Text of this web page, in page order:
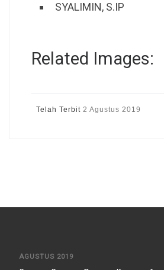
SYALIMIN, S.IP
Related Images:
Telah Terbit 2 Agustus 2019
AGUSTUS 2019